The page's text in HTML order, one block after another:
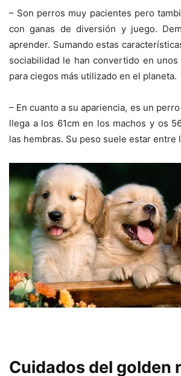
– Son perros muy pacientes pero
con ganas de diversión y juego.
aprender. Sumando estas
sociabilidad le han convertido en
para ciegos más utilizado en el planeta.
– En cuanto a su apariencia, es un
llega a los 61cm en los machos y os
las hembras. Su peso suele estar entre
Cuidados del golden